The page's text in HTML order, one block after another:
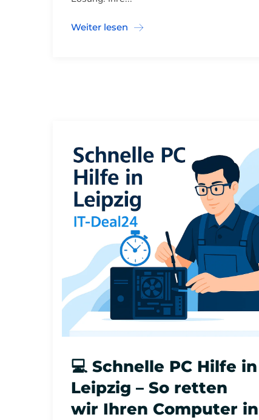
Weiter lesen
💻 Schnelle PC Hilfe in
Leipzig – So retten
wir Ihren Computer in